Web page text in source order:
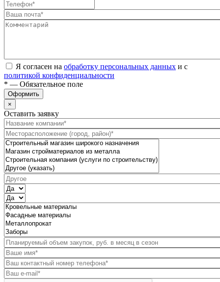
Я согласен на обработку персональных данных и с
политикой конфиденциальности
* — Обязательное поле
Оформить
×
Оставить заявку